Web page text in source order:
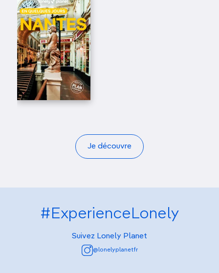
Je découvre
#ExperienceLonely
Suivez Lonely Planet
@lonelyplanetfr